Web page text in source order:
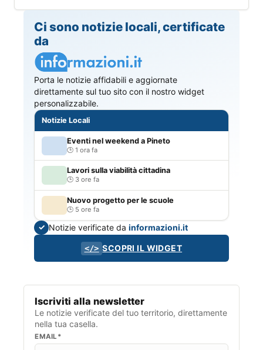
Ci sono notizie locali, certificate
da
Porta le notizie affidabili e aggiornate
direttamente sul tuo sito con il nostro widget
personalizzabile.
Notizie Locali
Eventi nel weekend a Pineto
1 ora fa
Lavori sulla viabilità cittadina
3 ore fa
Nuovo progetto per le scuole
5 ore fa
✓ Notizie verificate dainformazioni.it
</> SCOPRI IL WIDGET
Iscriviti alla newsletter
Le notizie verificate del tuo territorio, direttamente
nella tua casella.
EMAIL*